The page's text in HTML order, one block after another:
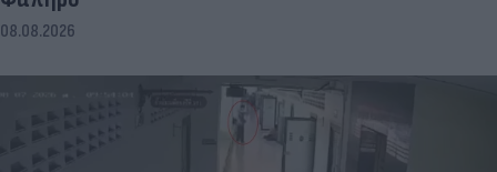
08.08.2026